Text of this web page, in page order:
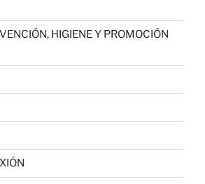
HIGIENE Y PROMOCIÓN